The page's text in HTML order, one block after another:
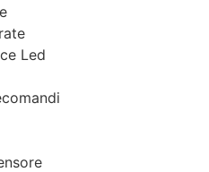
Led